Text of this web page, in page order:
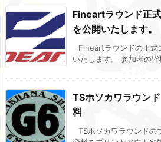
Fineartラウンド正
を公開いたします。
Fineartラウンドの正式
いたします。 参加者の
TSホソカワラウン
料
TSホソカワラウンドの